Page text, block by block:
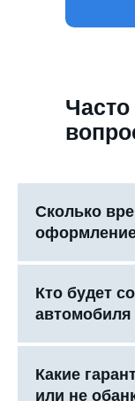
Сколько
Кто будет
Какие
или не